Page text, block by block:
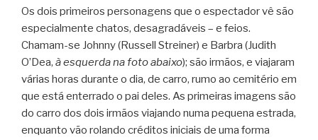
Os dois primeiros personagens que o espectador vê são
especialmente chatos, desagradáveis – e feios.
Chamam-se Johnny (Russell Streiner) e Barbra (Judith
O’Dea, à esquerda na foto abaixo); são irmãos, e viajaram
várias horas durante o dia, de carro, rumo ao cemitério em
que está enterrado o pai deles. As primeiras imagens são
do carro dos dois irmãos viajando numa pequena estrada,
enquanto vão rolando créditos iniciais de uma forma